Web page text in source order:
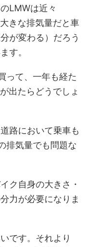
LMWは近々
きな排気量だと車
が変わる）だろう
す。
って、一年も経た
出たらどうでしょ
路において乗車も
排気量でも問題な
ク自身の大きさ・
力が必要になりま
です。それより